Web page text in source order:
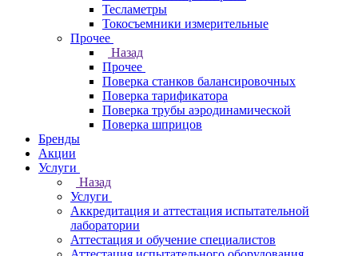
Тесламетры
Токосъемники измерительные
Прочее
Назад
Прочее
Поверка станков балансировочных
Поверка тарификатора
Поверка трубы аэродинамической
Поверка шприцов
Бренды
Акции
Услуги
Назад
Услуги
Аккредитация и аттестация испытательной
лаборатории
Аттестация и обучение специалистов